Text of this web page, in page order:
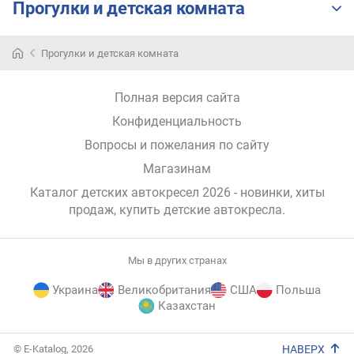
т
б
с
A
C
е
Прогулки и детская комната
Прогулки и детская комната
Полная версия сайта
Конфиденциальность
Вопросы и пожелания по сайту
Магазинам
Каталог детских автокресел 2026 - новинки, хиты
продаж, купить детские автокресла.
Мы в других странах
Украина Великобритания США
Польша
Казахстан
© E-Katalog, 2026 НАВЕРХ